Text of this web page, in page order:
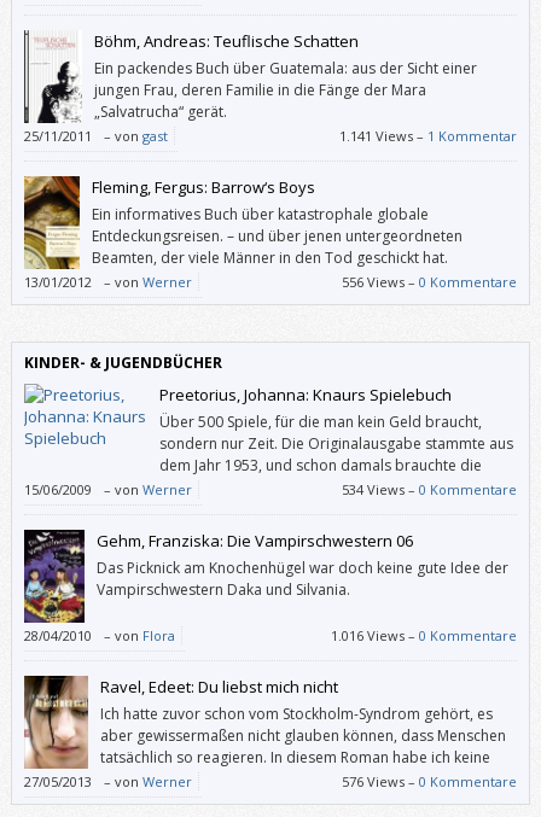
Böhm, Andreas: Teuflische Schatten
Ein packendes Buch über Guatemala: aus der Sicht einer
jungen Frau, deren Familie in die Fänge der Mara
„Salvatrucha“ gerät.
25/11/2011 – von gast 1.141 Views – 1 Kommentar
Fleming, Fergus: Barrow‘s Boys
Ein informatives Buch über katastrophale globale
Entdeckungsreisen. – und über jenen untergeordneten
Beamten, der viele Männer in den Tod geschickt hat.
13/01/2012 – von Werner 556 Views –0 Kommentare
KINDER- & JUGENDBÜCHER
Preetorius, Johanna: Knaurs Spielebuch
Über 500 Spiele, für die man kein Geld braucht,
sondern nur Zeit. Die Originalausgabe stammte aus
dem Jahr 1953, und schon damals brauchte die
Herausgeberin Johanna Preetorius über vier Jahre,
bis sie alle Spiele beisammen hatte.
15/06/2009 – von Werner 534 Views –0 Kommentare
Gehm, Franziska: Die Vampirschwestern 06
Das Picknick am Knochenhügel war doch keine gute Idee der
Vampirschwestern Daka und Silvania.
28/04/2010 – von Flora 1.016 Views –0 Kommentare
Ravel, Edeet: Du liebst mich nicht
Ich hatte zuvor schon vom Stockholm-Syndrom gehört, es
aber gewissermaßen nicht glauben können, dass Menschen
tatsächlich so reagieren. In diesem Roman habe ich keine
Sekunde daran gezweifelt, dass sich ein Entführungsopfer so
verhalten könnte wie Chloe.
27/05/2013 – von Werner 576 Views –0 Kommentare